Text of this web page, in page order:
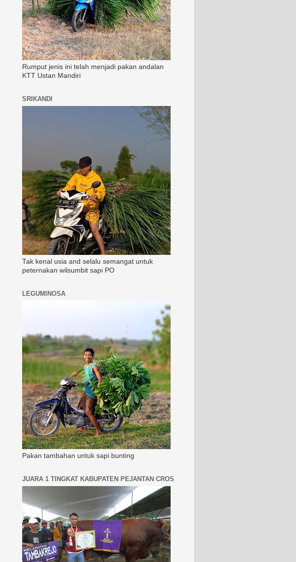
Rumput jenis ini telah menjadi pakan andalan
KTT Ustan Mandiri
SRIKANDI
Tak kenal usia and selalu semangat untuk
peternakan wilsumbit sapi PO
LEGUMINOSA
Pakan tambahan untuk sapi bunting
JUARA 1 TINGKAT KABUPATEN PEJANTAN CROS